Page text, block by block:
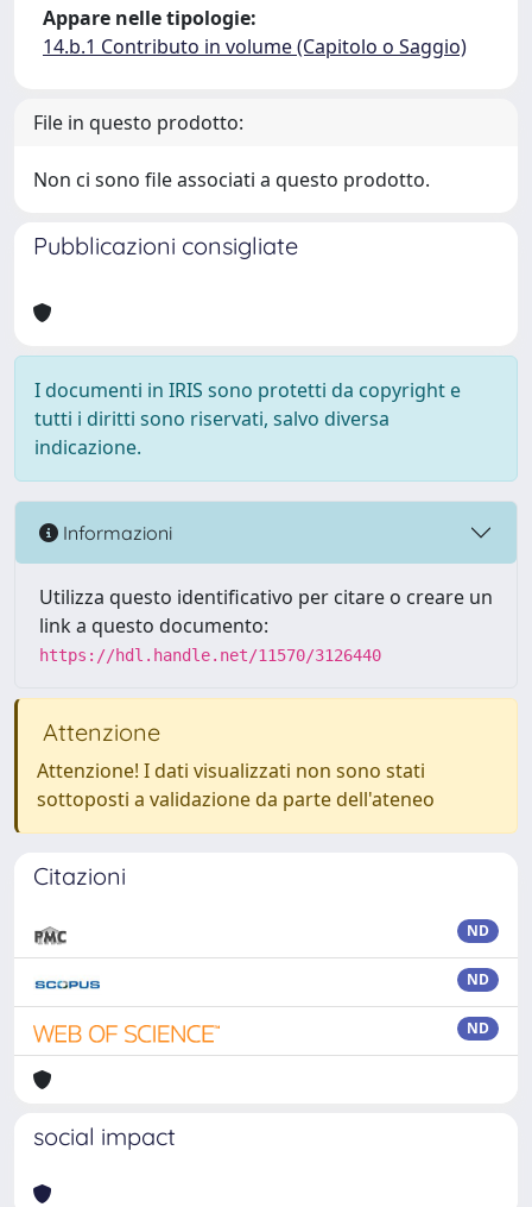
Appare nelle tipologie:
14.b.1 Contributo in volume (Capitolo o Saggio)
File in questo prodotto:
Non ci sono file associati a questo prodotto.
Pubblicazioni consigliate
I documenti in IRIS sono protetti da copyright e
tutti i diritti sono riservati, salvo diversa
indicazione.
Informazioni
Utilizza questo identificativo per citare o creare un
link a questo documento:
https://hdl.handle.net/11570/3126440
Attenzione
Attenzione! I dati visualizzati non sono stati
sottoposti a validazione da parte dell'ateneo
Citazioni
ND
ND
ND
social impact